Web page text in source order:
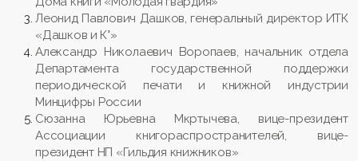
Леонид Павлович Дашков, генеральный директор ИТК
«Дашков и К°»
Александр Николаевич Воропаев, начальник отдела
Департамента государственной поддержки
периодической печати и книжной индустрии
Минцифры России
Сюзанна Юрьевна Мкртычева, вице-президент
Ассоциации книгораспространителей, вице-
президент НП «Гильдия книжников»